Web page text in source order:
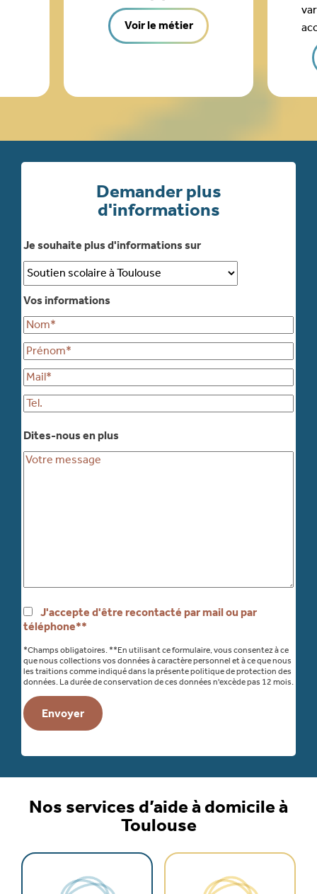
Voir le métier
Demander plus
d'informations
Je souhaite plus d'informations sur
Vos informations
Dites-nous en plus
J'accepte d'être recontacté par mail ou par
téléphone**
*Champs obligatoires. **En utilisant ce formulaire, vous consentez à ce
que nous collections vos données à caractère personnel et à ce que nous
les traitions comme indiqué dans la présente politique de protection des
données. La durée de conservation de ces données n'excède pas 12 mois.
Nos services d’aide à domicile à
Toulouse